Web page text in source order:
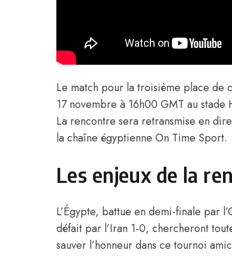
Le match pour la troisième place de
17 novembre à 16h00 GMT au stade
La rencontre sera retransmise en
la chaîne égyptienne On Time Sport.
Les enjeux de la
L’Égypte, battue en demi-finale par
défait par l’Iran 1-0, chercheront
sauver l’honneur dans ce tournoi